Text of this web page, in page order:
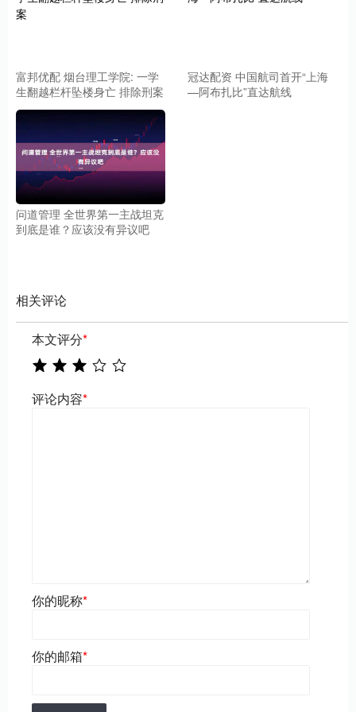
富邦优配 烟台理工学院: 一学
生翻越栏杆坠楼身亡 排除刑案
冠达配资 中国航司首开“上海
—阿布扎比”直达航线
问道管理 全世界第一主战坦克
到底是谁？应该没有异议吧
相关评论
本文评分*
评论内容*
你的昵称*
你的邮箱*